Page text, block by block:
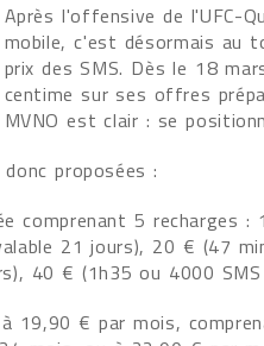
Après l'offensive de l'UFC-
mobile, c'est désormais au
prix des SMS. Dès le 18
centime sur ses offres
MVNO est clair : se
proposées :
comprenant 5 recharges
21 jours), 20 € (47
40 € (1h35 ou 4000
19,90 € par mois,